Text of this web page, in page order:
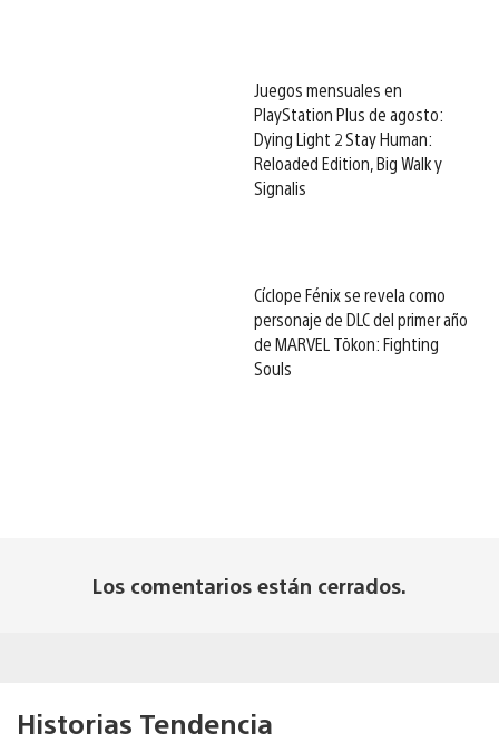
Juegos mensuales en
PlayStation Plus de agosto:
Dying Light 2 Stay Human:
Reloaded Edition, Big Walk y
Signalis
Cíclope Fénix se revela como
personaje de DLC del primer año
de MARVEL Tōkon: Fighting
Souls
Los comentarios están cerrados.
Historias Tendencia